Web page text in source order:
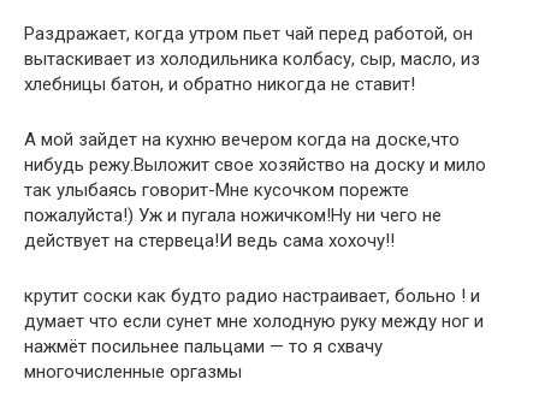
Раздражает, когда утром пьет чай перед работой, он
вытаскивает из холодильника колбасу, сыр, масло, из
хлебницы батон, и обратно никогда не ставит!
А мой зайдет на кухню вечером когда на доске,что
нибудь режу.Выложит свое хозяйство на доску и мило
так улыбаясь говорит-Мне кусочком порежте
пожалуйста!) Уж и пугала ножичком!Ну ни чего не
действует на стервеца!И ведь сама хохочу!!
крутит соски как будто радио настраивает, больно ! и
думает что если сунет мне холодную руку между ног и
нажмёт посильнее пальцами — то я схвачу
многочисленные оргазмы